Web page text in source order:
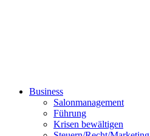
Business
Salonmanagement
Führung
Krisen bewältigen